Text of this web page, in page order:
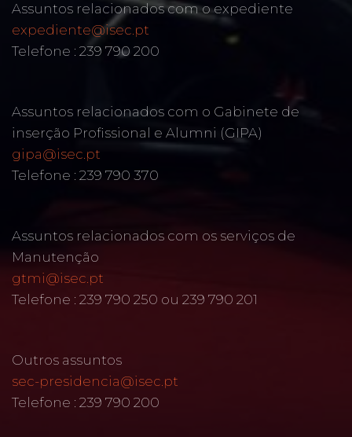
Assuntos relacionados com o expediente
expediente@isec.pt
Telefone : 239 790 200
Assuntos relacionados com o Gabinete de
inserção Profissional e Alumni (GIPA)
gipa@isec.pt
Telefone : 239 790 370
Assuntos relacionados com os serviços de
Manutenção
gtmi@isec.pt
Telefone : 239 790 250 ou 239 790 201
Outros assuntos
sec-presidencia@isec.pt
Telefone : 239 790 200